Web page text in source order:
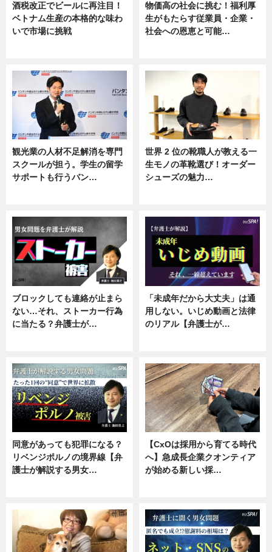
酒税改正でビールに再注目！
ベトナム生産の本格的な味わ
いで市場に挑戦
物価高の社会に挑む！福利厚
生がもたらす従業員・企業・
社会への恩恵と可能…
観光業の人材不足解消を専門
スクールが担う。学生の留学
サポートも行うバン…
世界 2 位の靴職人が教える一
生モノの革靴選び！オーダー
シューズの魅力…
ブロックしても連絡が止まら
ない…それ、ストーカー行為
に当たる？弁護士が…
「未成年だから大丈夫」は通
用しない。いじめ動画と法律
のリアル【弁護士が…
同意があっても犯罪になる？
リベンジポルノの境界線【弁
護士が解説する男女…
【CxOは採用から育てる時代
へ】急成長企業クオンティア
が始める新しい採…